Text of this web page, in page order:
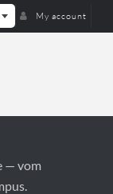
My account
IoT-Gateways
— vom